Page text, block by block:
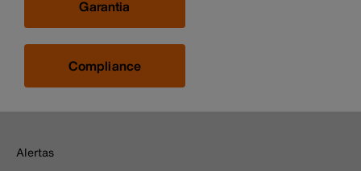
Garantia
Compliance
Alertas